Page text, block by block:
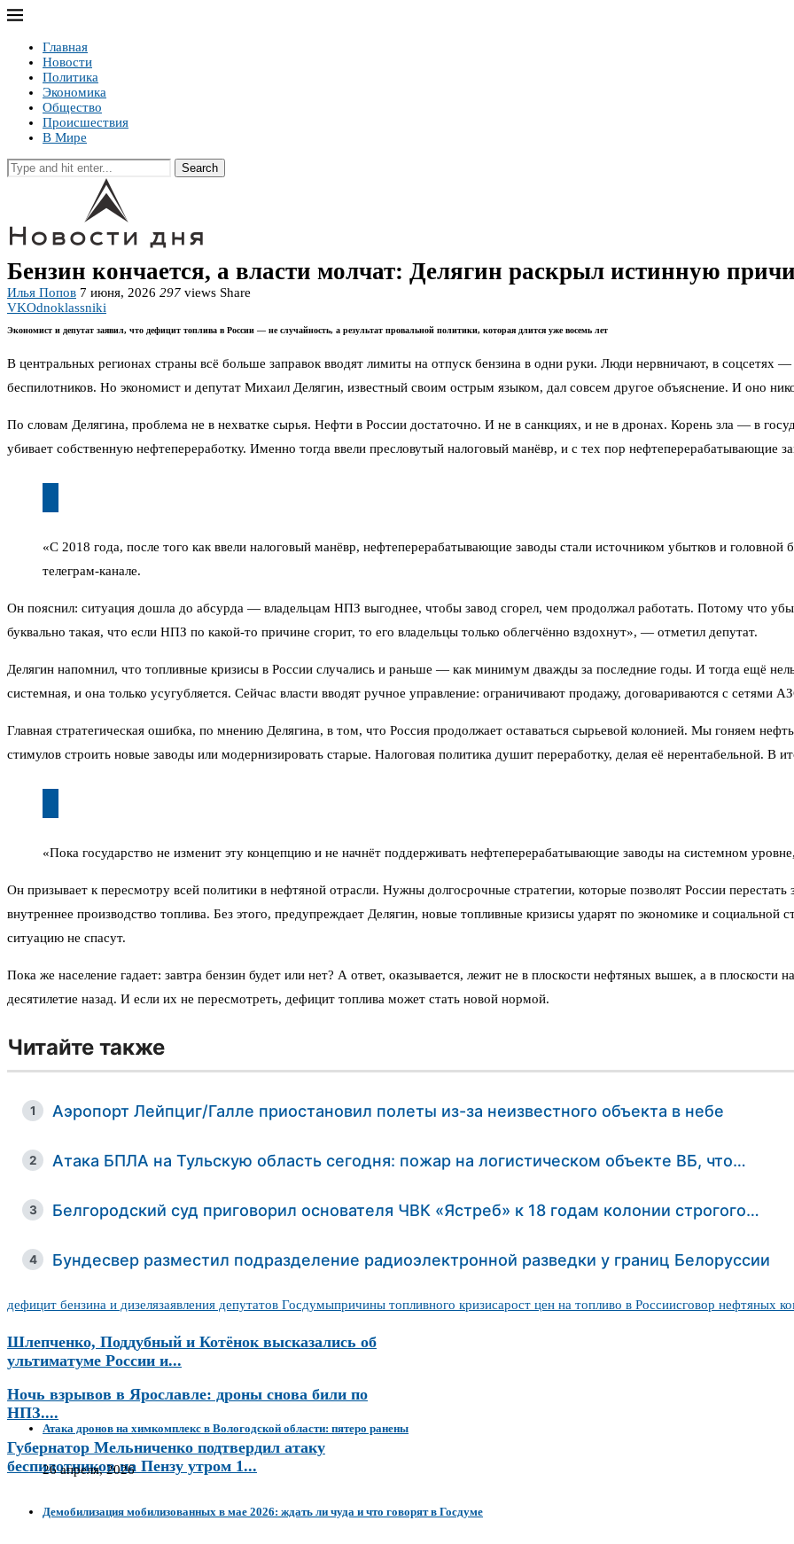
Главная
Новости
Политика
Экономика
Общество
Происшествия
В Мире
Search
Бензин кончается, а власти молчат: Делягин раскрыл истинную
Илья Попов 7 июня, 2026 297 views Share
VKOdnoklassniki
Экономист и депутат заявил, что дефицит топлива в России — не случайность, а результат провальной политики, которая длится уже восемь лет
В центральных регионах страны всё больше заправок вводят лимиты на отпуск бензина в одни руки. Люди нервничают, в соцсетях
беспилотников. Но экономист и депутат Михаил Делягин, известный своим острым языком, дал совсем другое объяснение. И оно
По словам Делягина, проблема не в нехватке сырья. Нефти в России достаточно. И не в санкциях, и не в дронах. Корень зла — в
убивает собственную нефтепереработку. Именно тогда ввели пресловутый налоговый манёвр, и с тех пор нефтеперерабатывающие
«С 2018 года, после того как ввели налоговый манёвр, нефтеперерабатывающие заводы стали источником убытков и головной
телеграм-канале.
Он пояснил: ситуация дошла до абсурда — владельцам НПЗ выгоднее, чтобы завод сгорел, чем продолжал работать. Потому что
буквально такая, что если НПЗ по какой-то причине сгорит, то его владельцы только облегчённо вздохнут», — отметил депутат.
Делягин напомнил, что топливные кризисы в России случались и раньше — как минимум дважды за последние годы. И тогда ещё
системная, и она только усугубляется. Сейчас власти вводят ручное управление: ограничивают продажу, договариваются с сетями
Главная стратегическая ошибка, по мнению Делягина, в том, что Россия продолжает оставаться сырьевой колонией. Мы гоняем
стимулов строить новые заводы или модернизировать старые. Налоговая политика душит переработку, делая её нерентабельной. В
«Пока государство не изменит эту концепцию и не начнёт поддерживать нефтеперерабатывающие заводы на системном
Он призывает к пересмотру всей политики в нефтяной отрасли. Нужны долгосрочные стратегии, которые позволят России перестать
внутреннее производство топлива. Без этого, предупреждает Делягин, новые топливные кризисы ударят по экономике и
ситуацию не спасут.
Пока же население гадает: завтра бензин будет или нет? А ответ, оказывается, лежит не в плоскости нефтяных вышек, а в
десятилетие назад. И если их не пересмотреть, дефицит топлива может стать новой нормой.
Читайте также
1 Аэропорт Лейпциг/Галле приостановил полеты из-за неизвестного объекта в небе
2 Атака БПЛА на Тульскую область сегодня: пожар на логистическом объекте ВБ, что…
3 Белгородский суд приговорил основателя ЧВК «Ястреб» к 18 годам колонии строгого…
4 Бундесвер разместил подразделение радиоэлектронной разведки у границ Белоруссии
дефицит бензина и дизелязаявления депутатов Госдумыпричины топливного кризисарост цен на топливо в Россиисговор нефтяных
Шлепченко, Поддубный и Котёнок высказались об
ультиматуме России и...
Ночь взрывов в Ярославле: дроны снова били по
НПЗ....
Губернатор Мельниченко подтвердил атаку
беспилотников на Пензу утром 1...
Атака дронов на химкомплекс в Вологодской области: пятеро ранены
26 апреля, 2026
Демобилизация мобилизованных в мае 2026: ждать ли чуда и что говорят в Госдуме